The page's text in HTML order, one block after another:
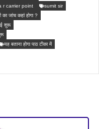
r carrier point
sumit sir
का जांच कहां होगा ?
शुरू
यह बताना होगा पाठ टीका में